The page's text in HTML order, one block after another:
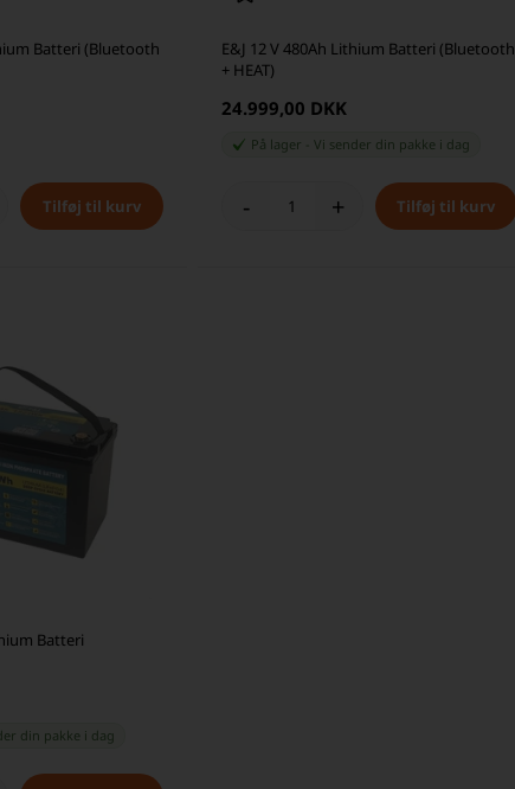
Batteri (Bluetooth
E&J 12 V 480Ah Lithium Batteri (Bluetooth
+ HEAT)
24.999,00 DKK
På lager Vi sender din pakke i dag
- +
Batteri
din pakke i dag